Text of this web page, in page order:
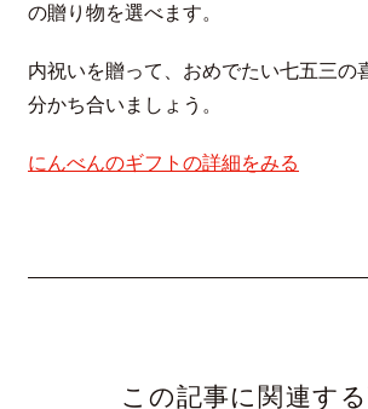
の贈り物を選べます。
内祝いを贈って、おめでたい七五三の
分かち合いましょう。
にんべんのギフトの詳細をみる
この記事に関連す